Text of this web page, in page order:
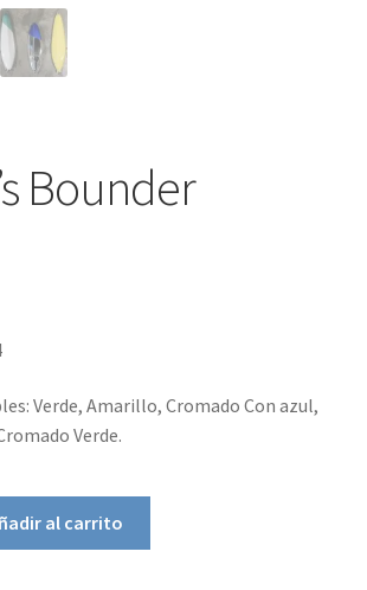
Bounder
Verde, Amarillo, Cromado Con azul,
Verde.
al carrito